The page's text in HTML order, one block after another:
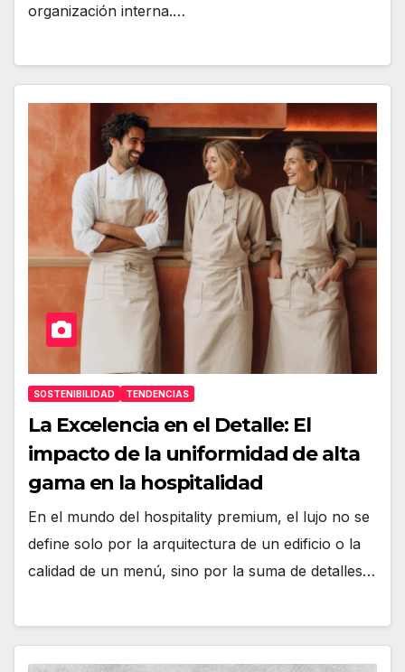
organización interna.…
SOSTENIBILIDAD TENDENCIAS
La Excelencia en el Detalle: El
impacto de la uniformidad de alta
gama en la hospitalidad
En el mundo del hospitality premium, el lujo no se
define solo por la arquitectura de un edificio o la
calidad de un menú, sino por la suma de detalles…